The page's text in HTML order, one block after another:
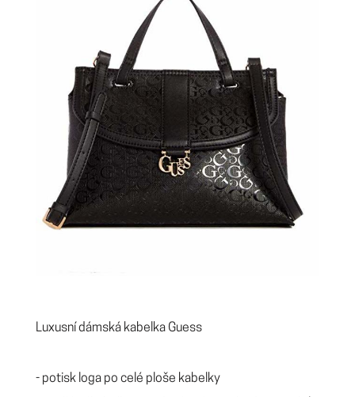
Luxusní dámská kabelka Guess
- potisk loga po celé ploše kabelky